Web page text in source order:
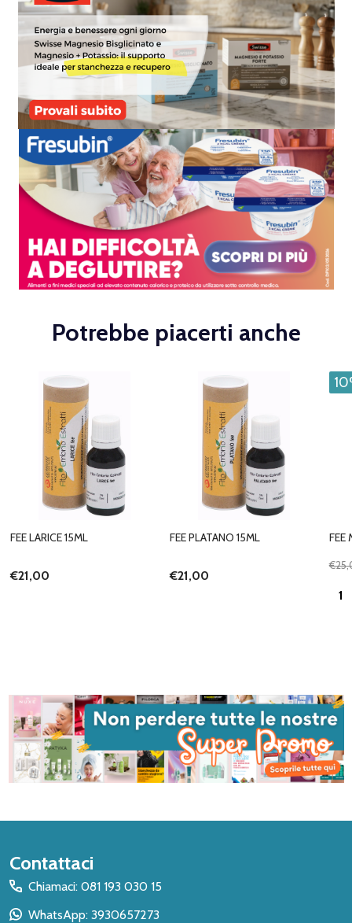
Potrebbe piacerti anche
FEE LARICE 15ML
€21,00
FEE PLATANO 15ML
€21,00
FEE
Inizio
del
piè
Contattaci
Chiamaci: 081 193 030 15
WhatsApp: 3930657273